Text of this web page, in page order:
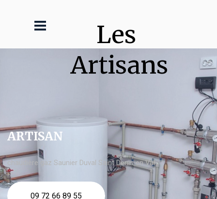
Les
Artisans
ARTISAN
chaudière gaz Saunier Duval Saint Denis en Val
09 72 66 89 55